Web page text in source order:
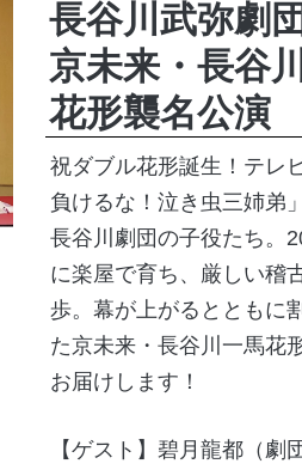
長谷川武弥劇団
京未来・長谷
花形襲名公演
祝ダブル花形誕生！テレ
負けるな！泣き虫三姉弟
長谷川劇団の子役たち。
に楽屋で育ち、厳しい稽
歩。幕が上がるとともに
た京未来・長谷川一馬花
お届けします！
【ゲスト】碧月龍都（劇